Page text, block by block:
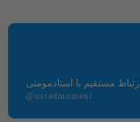
ارتباط مستقیم با استادمومنی
@ostadmomeni